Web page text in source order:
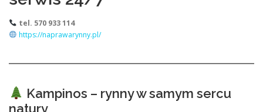
tel. 570 933 114
https://naprawarynny.pl/
Kampinos – rynny w samym sercu
natury